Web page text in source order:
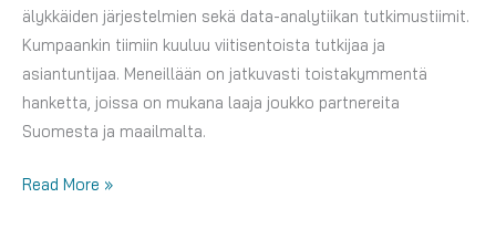
älykkäiden järjestelmien sekä data-analytiikan tutkimustiimit.
Kumpaankin tiimiin kuuluu viitisentoista tutkijaa ja
asiantuntijaa. Meneillään on jatkuvasti toistakymmentä
hanketta, joissa on mukana laaja joukko partnereita
Suomesta ja maailmalta.
Älykkäiden
Read More »